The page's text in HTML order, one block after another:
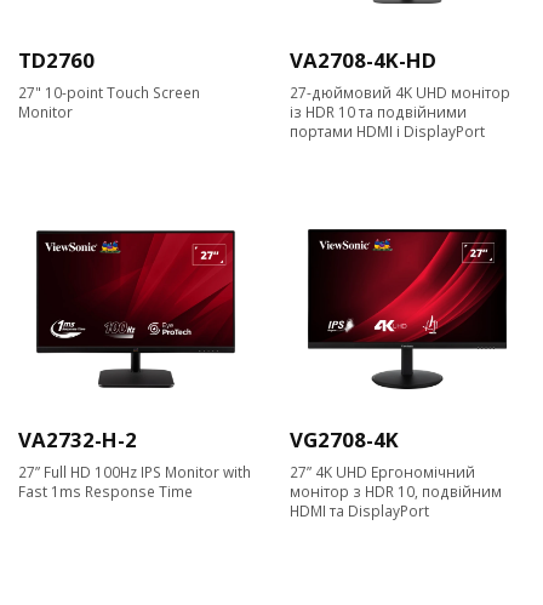
TD2760
27" 10-point Touch Screen
Monitor
VA2708-4K-HD
27-дюймовий 4K UHD монітор
із HDR 10 та подвійними
портами HDMI і DisplayPort
VA2732-H-2
27” Full HD 100Hz IPS Monitor with
Fast 1ms Response Time
VG2708-4K
27” 4K UHD Ергономічний
монітор з HDR 10, подвійним
HDMI та DisplayPort